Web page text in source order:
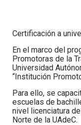
Certificación a
En el marco del
Promotoras de la
Universidad
“Institución
Para ello, se
escuelas de
nivel licenciatura
Norte de la UAdeC.